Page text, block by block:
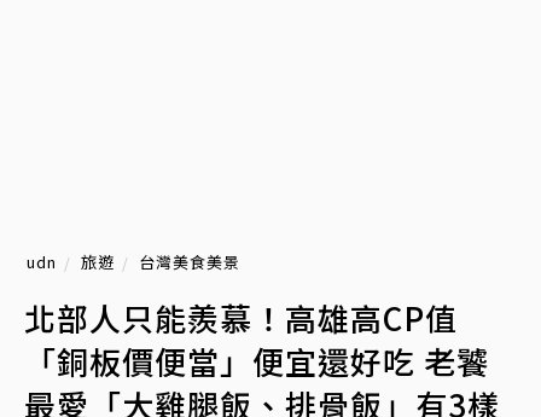
udn 旅遊 台灣美食美景
北部人只能羨慕！高雄高CP值
「銅板價便當」便宜還好吃 老饕
最愛「大雞腿飯、排骨飯」有3樣